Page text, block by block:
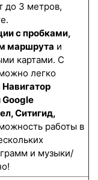
до 3 метров,
с пробками,
маршрута и
картами. С
легко
Google
Ситигид,
работы в
и музыки/